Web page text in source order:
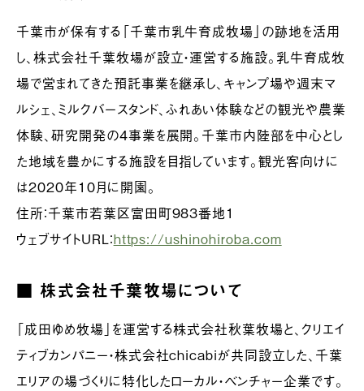
千葉市が保有する「千葉市乳牛育成牧場」の跡地を活用
し、株式会社千葉牧場が設立・運営する施設。乳牛育成牧
場で営まれてきた預託事業を継承し、キャンプ場や週末マ
ルシェ、ミルクバースタンド、ふれあい体験などの観光や農業
体験、研究開発の4事業を展開。千葉市内陸部を中心とし
た地域を豊かにする施設を目指しています。観光客向けに
は2020年10月に開園。
住所：千葉市若葉区富田町983番地1
ウェブサイトURL：https://ushinohiroba.com
■ 株式会社千葉牧場について
「成田ゆめ牧場」を運営する株式会社秋葉牧場と、クリエイ
ティブカンパニー・株式会社chicabiが共同設立した、千葉
エリアの場づくりに特化したローカル・ベンチャー企業です。